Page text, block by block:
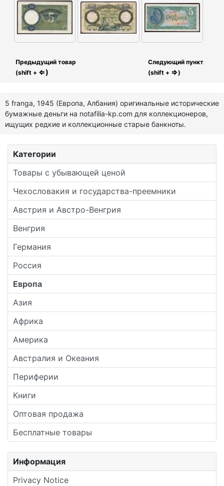
Категории
Товары с убывающей ценой
Чехословакия и государства-преемники
Австрия и Австро-Венгрия
Венгрия
Германия
Россия
Европа
Азия
Африка
Америка
Австралия и Океания
Периферии
Книги
Оптовая продажа
Бесплатные товары
Информация
Privacy Notice
Предыдущий товар
(shift + ⇐)
Следующий пункт
(shift + ⇒)
5 franga, 1945 (Европа, Албания) оригинальные исторические
бумажные деньги на notafilia-kp.com для коллекционеров,
ищущих редкие и коллекционные старые банкноты.